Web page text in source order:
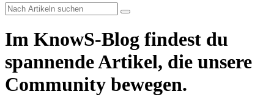
Im KnowS-Blog findest du
spannende Artikel, die unsere
Community bewegen.